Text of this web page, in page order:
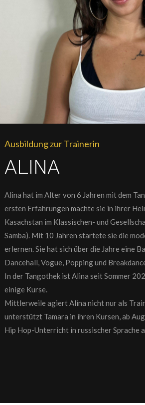
Ausbildung zur Trainerin
ALINA
Alina hat im Alter von 6 Jahren mit dem
ersten Erfahrungen machte sie in ihrer
Kasachstan im Klassischen- und
Samba). Mit 10 Jahren startete sie die
erlernen. Sie hat sich über die Jahre eine
Dancehall, Vogue, Popping und
In der Tangothek ist Alina seit Sommer
einige Kurse.
Mittlerweile agiert Alina nicht nur als
unterstützt Tamara in ihren Kursen, ab
Hip Hop-Unterricht in russischer Sprache